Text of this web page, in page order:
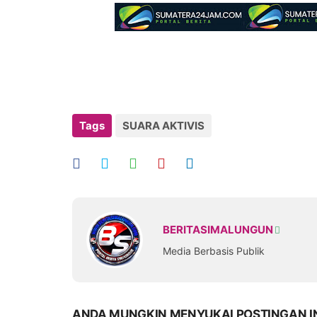
Tags SUARA AKTIVIS
BERITASIMALUNGUN
Media Berbasis Publik
ANDA MUNGKIN MENYUKAI POSTINGAN